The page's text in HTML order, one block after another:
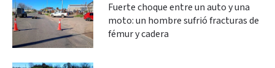
Fuerte choque entre un auto y una
moto: un hombre sufrió fracturas de
fémur y cadera